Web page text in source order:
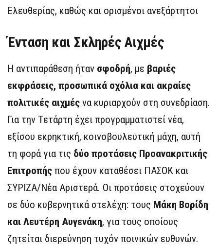
Ελευθερίας, καθώς και ορισμένοι ανεξάρτητοι
Ένταση και Σκληρές Αιχμές
Η αντιπαράθεση ήταν σφοδρή, με βαριές
εκφράσεις, προσωπικά σχόλια και ακραίες
πολιτικές αιχμές να κυριαρχούν στη συνεδρίαση.
Για την Τετάρτη έχει προγραμματιστεί νέα,
εξίσου εκρηκτική, κοινοβουλευτική μάχη, αυτή
τη φορά για τις δύο προτάσεις Προανακριτικής
Επιτροπής που έχουν καταθέσει ΠΑΣΟΚ και
ΣΥΡΙΖΑ/Νέα Αριστερά. Οι προτάσεις στοχεύουν
σε δύο κυβερνητικά στελέχη: τους Μάκη Βορίδη
και Λευτέρη Αυγενάκη, για τους οποίους
ζητείται διερεύνηση τυχόν ποινικών ευθυνών.